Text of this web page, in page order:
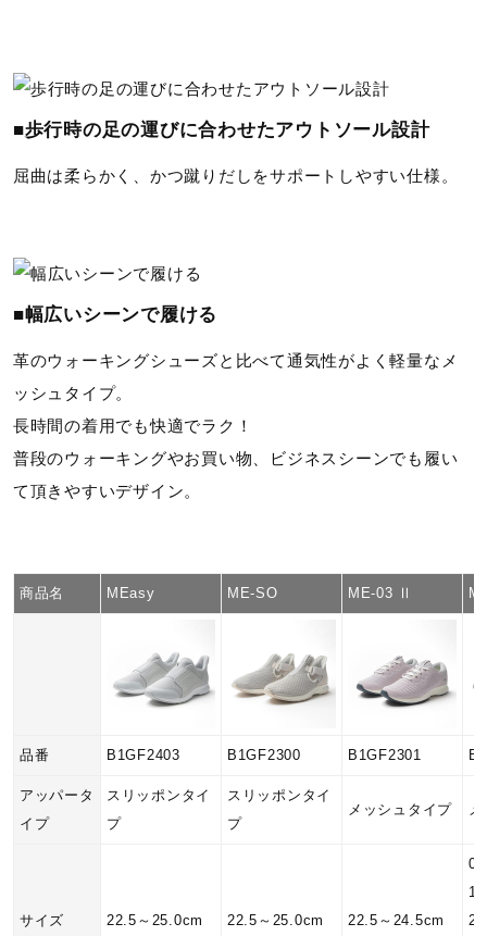
抗菌防臭Meshインソール（取り外し可）
05）2024年春夏
01）08）09）14）20）36）38）2023年春夏
■歩行時の足の運びに合わせたアウトソール設計
屈曲は柔らかく、かつ蹴りだしをサポートしやすい仕様。
■幅広いシーンで履ける
革のウォーキングシューズと比べて通気性がよく軽量なメ
ッシュタイプ。
長時間の着用でも快適でラク！
普段のウォーキングやお買い物、ビジネスシーンでも履い
て頂きやすいデザイン。
商品名 MEasy ME-SO ME-03 Ⅱ
品番 B1GF2403 B1GF2300 B1GF2301
アッパータ
イプ
スリッポンタイ
プ
スリッポンタイ
プ
メッシュタイプ
サイズ 22.5～25.0cm 22.5～25.0cm 22.5～24.5cm